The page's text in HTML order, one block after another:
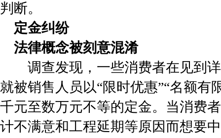
判断。
定金纠纷
法律概念被刻意混淆
调查发现，一些消费者在见到详
就被销售人员以“限时优惠”“名额有
千元至数万元不等的定金。当消费
计不满意和工程延期等原因而想要